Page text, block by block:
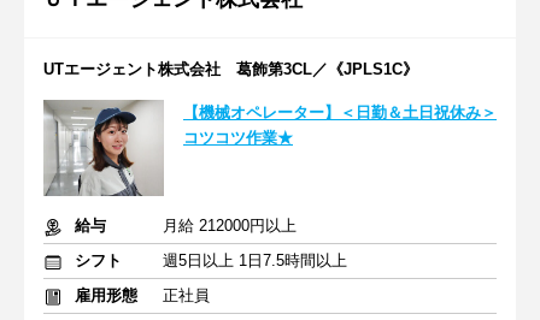
UTエージェント株式会社 葛飾第3CL／《JPLS1C》
【機械オペレーター】＜日勤＆土日祝休み＞
コツコツ作業★
給与
月給 212000円以上
シフト
週5日以上 1日7.5時間以上
雇用形態
正社員